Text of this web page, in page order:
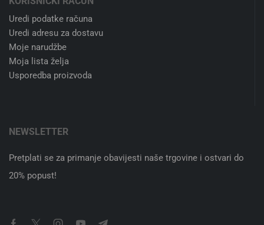
Kontaktirajte nas
TRGOVINA
Svjetiljke
Moduli i elektronika